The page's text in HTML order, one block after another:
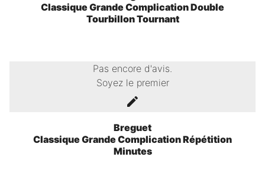
Classique Grande Complication Double
Tourbillon Tournant
Pas encore d'avis.
Soyez le premier
Breguet
Classique Grande Complication Répétition
Minutes